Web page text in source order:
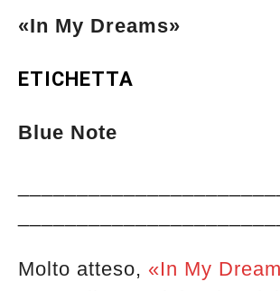
Musica Jazz di luglio
«In My Dreams»
ETICHETTA
Blue Note
Molto atteso, «In My